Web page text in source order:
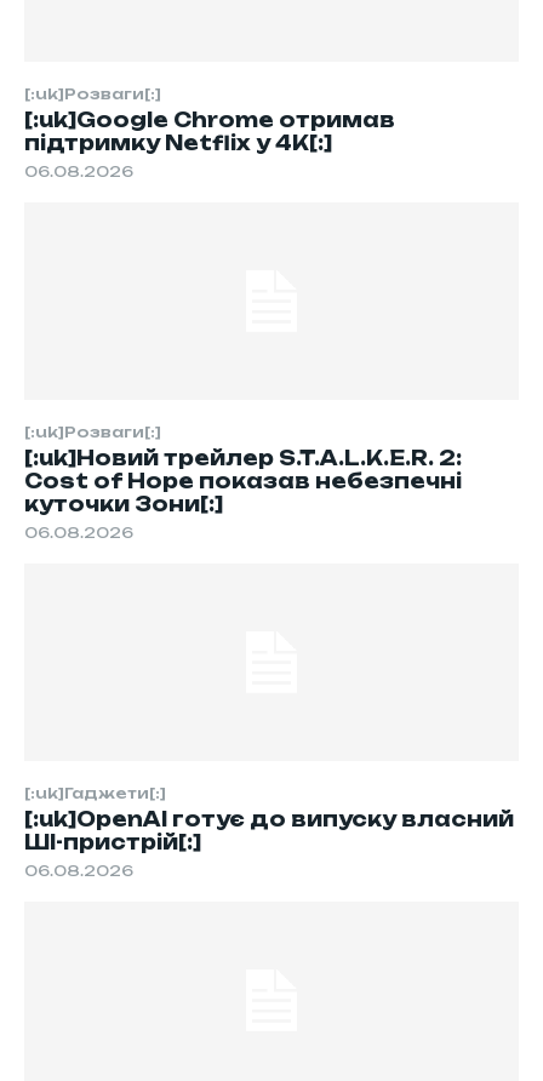
[:uk]Розваги[:]
[:uk]Google Chrome отримав
підтримку Netflix у 4K[:]
06.08.2026
[:uk]Розваги[:]
[:uk]Новий трейлер S.T.A.L.K.E.R. 2:
Cost of Hope показав небезпечні
куточки Зони[:]
06.08.2026
[:uk]Гаджети[:]
[:uk]OpenAI готує до випуску власний
ШІ-пристрій[:]
06.08.2026